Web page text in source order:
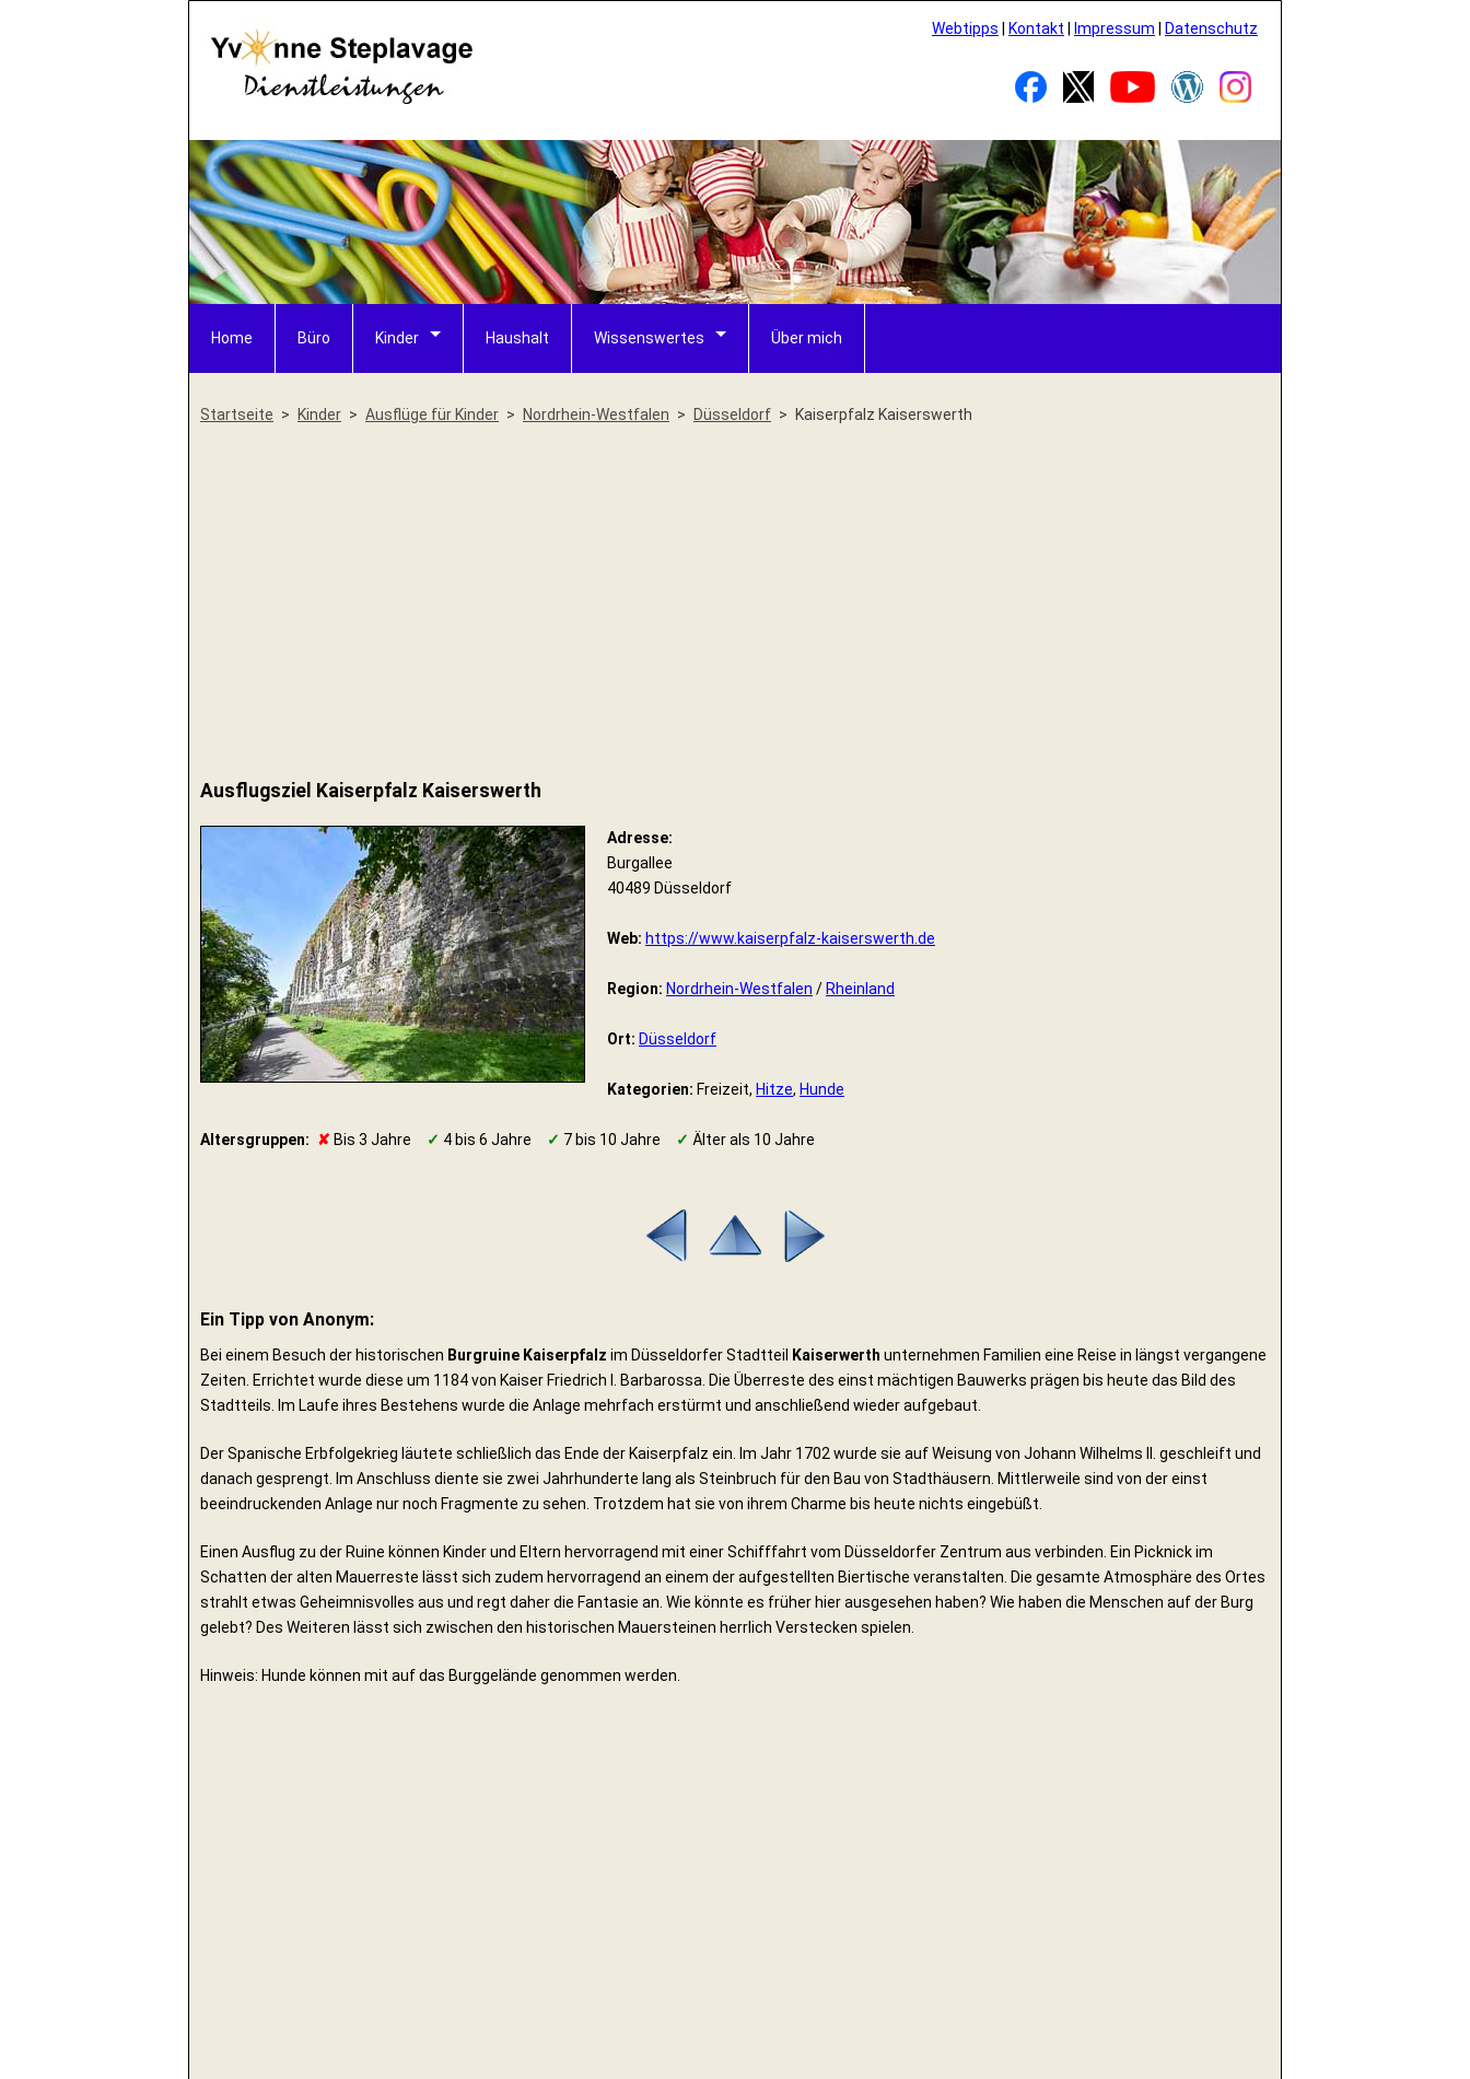
Webtipps Kontakt Impressum Datenschutz
Home Büro Kinder Haushalt Wissenswertes Über mich
Startseite Kinder Ausflüge für Kinder Nordrhein-Westfalen Düsseldorf Kaiserpfalz Kaiserswerth
Ausflugsziel Kaiserpfalz Kaiserswerth
Adresse:
Burgallee
40489 Düsseldorf
Web: https://www.kaiserpfalz-kaiserswerth.de
Region: Nordrhein-Westfalen / Rheinland
Ort: Düsseldorf
Kategorien: Freizeit, Hitze, Hunde
Altersgruppen: ✘ Bis 3 Jahre ✓ 4 bis 6 Jahre ✓ 7 bis 10 Jahre ✓ Älter als 10 Jahre
Ein Tipp von Anonym:
Bei einem Besuch der historischen Burgruine Kaiserpfalz im Düsseldorfer Stadtteil Kaiserwerth unternehmen Familien eine Reise in längst vergangene
Zeiten. Errichtet wurde diese um 1184 von Kaiser Friedrich I. Barbarossa. Die Überreste des einst mächtigen Bauwerks prägen bis heute das Bild des
Stadtteils. Im Laufe ihres Bestehens wurde die Anlage mehrfach erstürmt und anschließend wieder aufgebaut.
Der Spanische Erbfolgekrieg läutete schließlich das Ende der Kaiserpfalz ein. Im Jahr 1702 wurde sie auf Weisung von Johann Wilhelms II. geschleift und
danach gesprengt. Im Anschluss diente sie zwei Jahrhunderte lang als Steinbruch für den Bau von Stadthäusern. Mittlerweile sind von der einst
beeindruckenden Anlage nur noch Fragmente zu sehen. Trotzdem hat sie von ihrem Charme bis heute nichts eingebüßt.
Einen Ausflug zu der Ruine können Kinder und Eltern hervorragend mit einer Schifffahrt vom Düsseldorfer Zentrum aus verbinden. Ein Picknick im
Schatten der alten Mauerreste lässt sich zudem hervorragend an einem der aufgestellten Biertische veranstalten. Die gesamte Atmosphäre des Ortes
strahlt etwas Geheimnisvolles aus und regt daher die Fantasie an. Wie könnte es früher hier ausgesehen haben? Wie haben die Menschen auf der Burg
gelebt? Des Weiteren lässt sich zwischen den historischen Mauersteinen herrlich Verstecken spielen.
Hinweis: Hunde können mit auf das Burggelände genommen werden.